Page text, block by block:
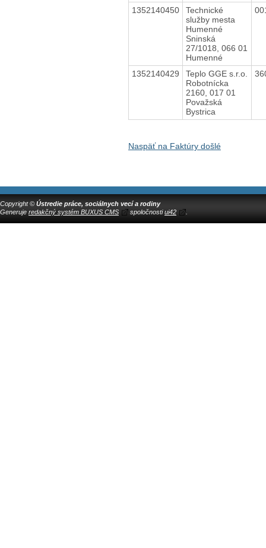
1352140450
Technické
služby mesta
Humenné
Sninská
27/1018, 066 01
Humenné
1352140429
Teplo GGE s.r.o.
Robotnícka
2160, 017 01
Považská
Bystrica
Naspäť na Faktúry došlé
Copyright © Ústredie práce, sociálnych vecí a rodiny
Generuje redakčný systém BUXUS CMS spoločnostiui42